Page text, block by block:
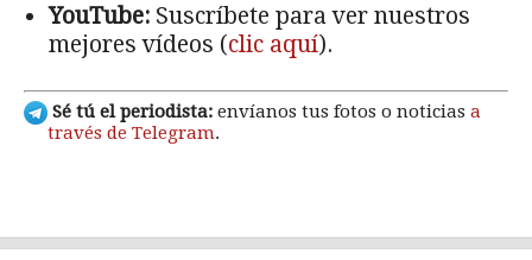
YouTube: Suscríbete para ver nuestros
mejores vídeos (clic aquí).
Sé tú el periodista: envíanos tus fotos o noticias a
través de Telegram.